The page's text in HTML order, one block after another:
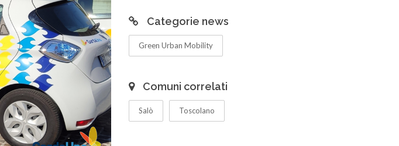
Categorie news
Green Urban Mobility
Comuni correlati
Salò Toscolano